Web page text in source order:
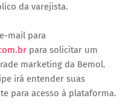
da varejista.
mail para
para solicitar um
marketing da Bemol.
irá entender suas
para acesso à plataforma.